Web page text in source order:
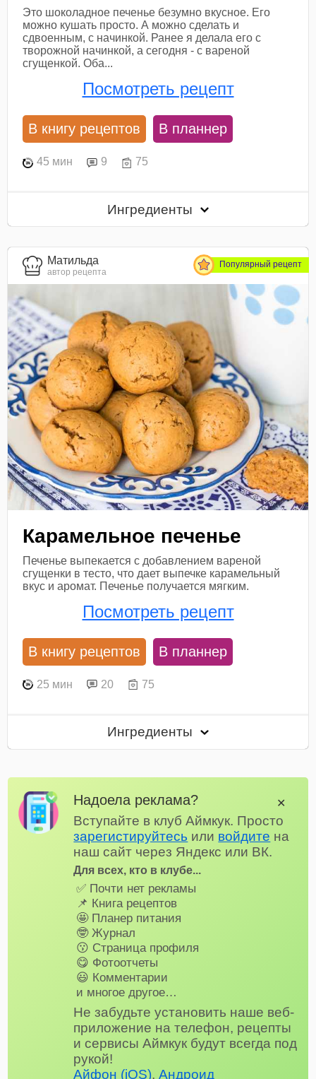
Это шоколадное печенье безумно вкусное. Его
можно кушать просто. А можно сделать и
сдвоенным, с начинкой. Ранее я делала его с
творожной начинкой, а сегодня - с вареной
сгущенкой. Оба...
Посмотреть рецепт
В книгу рецептов В планнер
45 мин 9 75
Ингредиенты
Матильда
автор рецепта
Популярный рецепт
Карамельное печенье
Печенье выпекается с добавлением вареной
сгущенки в тесто, что дает выпечке карамельный
вкус и аромат. Печенье получается мягким.
Посмотреть рецепт
В книгу рецептов В планнер
25 мин 20 75
Ингредиенты
Надоела реклама?
Вступайте в клуб Аймкук. Просто
зарегистируйтесь или войдите на
наш сайт через Яндекс или ВК.
Для всех, кто в клубе...
✅ Почти нет рекламы
📌 Книга рецептов
🤩 Планер питания
🤓 Журнал
😗 Страница профиля
😋 Фотоотчеты
😃 Комментарии
и многое другое…
Не забудьте установить наше веб-
приложение на телефон, рецепты
и сервисы Аймкук будут всегда под
рукой!
Айфон (iOS),Андроид
✕